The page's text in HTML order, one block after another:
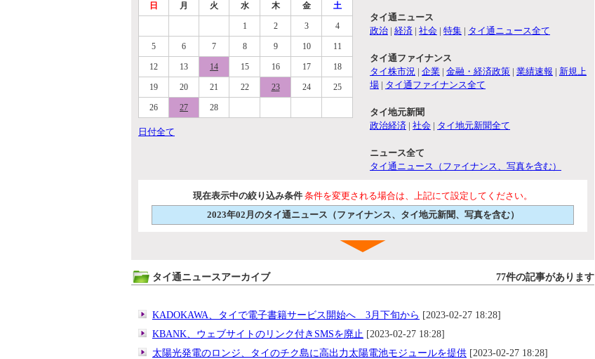
日
月 火 水 木 金 土
1 2 3 4
5 6 7 8 9 10 11
12 13 14 15 16 17 18
19 20 21 22 23 24 25
26 27 28
日付全て
タイ通ニュース
政治 | 経済 | 社会 | 特集 | タイ通ニュース全て
タイ通ファイナンス
タイ株市況 | 企業 | 金融・経済政策 | 業績速報 | 新規上
場 | タイ通ファイナンス全て
タイ地元新聞
政治経済 | 社会 | タイ地元新聞全て
ニュース全て
タイ通ニュース（ファイナンス、写真を含む）
現在表示中の絞り込み条件 条件を変更される場合は、上記にて設定してください。
2023年02月のタイ通ニュース（ファイナンス、タイ地元新聞、写真を含む）
タイ通ニュースアーカイブ 77件の記事があります
KADOKAWA、タイで電子書籍サービス開始へ 3月下旬から [2023-02-27 18:28]
KBANK、ウェブサイトのリンク付きSMSを廃止 [2023-02-27 18:28]
太陽光発電のロンジ、タイのチク島に高出力太陽電池モジュールを提供 [2023-02-27 18:28]